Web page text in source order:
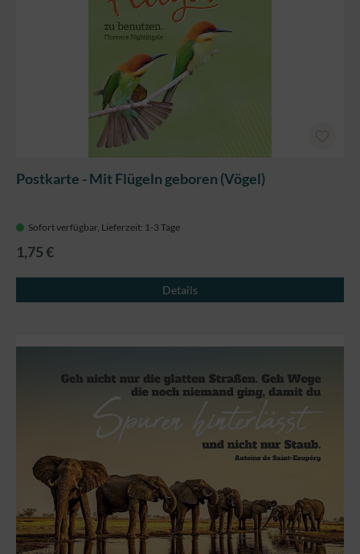
Postkarte - Mit Flügeln geboren (Vögel)
Sofort verfügbar, Lieferzeit: 1-3 Tage
1,75 €
Details